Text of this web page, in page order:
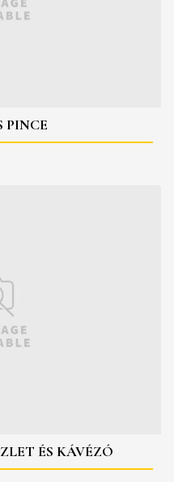
PINCE
ÉS KÁVÉZÓ